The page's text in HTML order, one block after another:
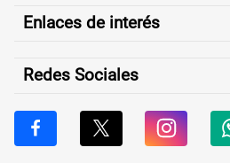
Enlaces de interés
Redes Sociales